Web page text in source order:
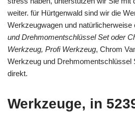
weiter. für Hürtgenwald sind wir die
Werkzeugwagen und natürlicherweise
und Drehmomentschlüssel Set oder
Werkzeug, Profi Werkzeug, Chrom
Werkzeug und Drehmomentschlüssel
direkt.
Werkzeuge, in